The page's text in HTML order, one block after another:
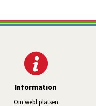
Information
Om webbplatsen